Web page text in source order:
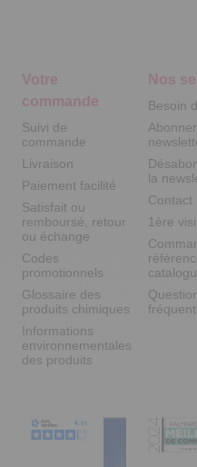
Votre
commande
Suivi de
commande
Livraison
Paiement facilité
Satisfait ou
remboursé, retour
ou échange
Codes
promotionnels
Glossaire des
produits chimiques
Informations
environnementales
des produits
Nos
Besoin
la
Contact
1ère